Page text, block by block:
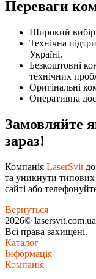
Переваги
Широкий вибір
Технічна
Україні.
Безкоштовні
технічних
Оригінальні
Оперативна
Замовляйте
зараз!
Компанія LaserSvit
та уникнути типових
сайті або
Вернуться
2026© lasersvit.com.ua
Всі права захищені.
Каталог
Інформація
Компанія